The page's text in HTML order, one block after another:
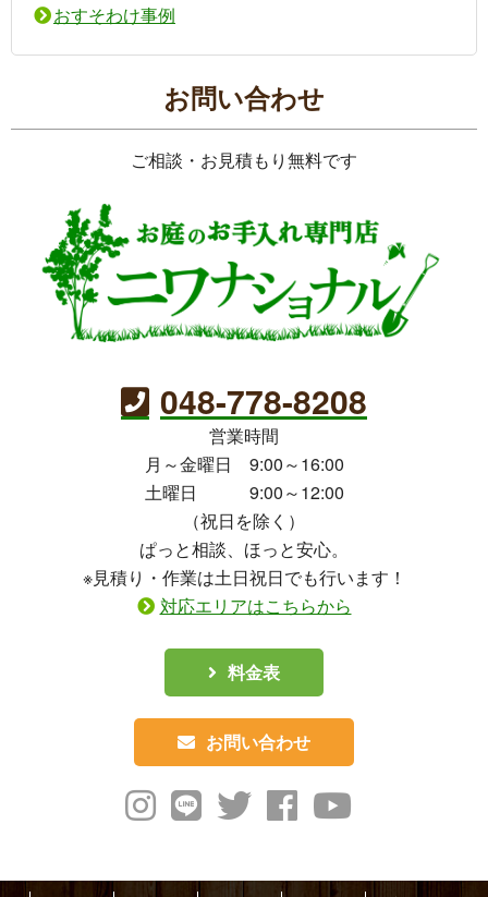
おすそわけ事例
お問い合わせ
ご相談・お見積もり無料です
048-778-8208
営業時間
月～金曜日 9:00～16:00
土曜日 9:00～12:00
（祝日を除く）
ぱっと相談、ほっと安心。
※見積り・作業は土日祝日でも行います！
対応エリアはこちらから
料金表
お問い合わせ